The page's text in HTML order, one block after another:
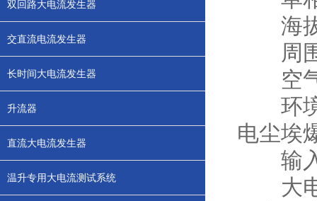
双回路大电流发生器
交直流电流发生器
长时间大电流发生器
升流器
直流大电流发生器
温升专用大电流测试系统
海拔
周围
空气
环境
电尘埃
输入
大电